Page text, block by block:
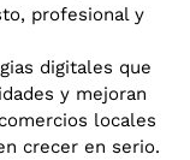
profesional y
digitales que
y mejoran
locales
crecer en serio.